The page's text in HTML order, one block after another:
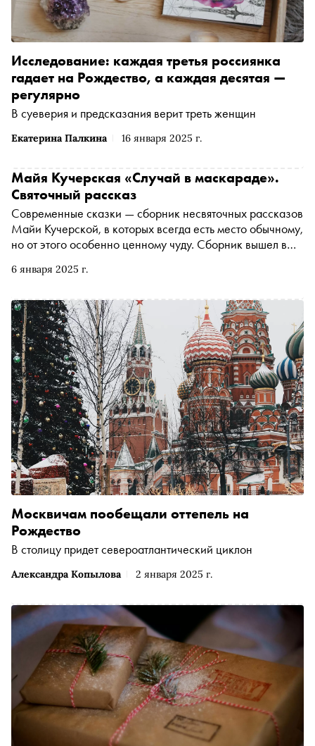
Екатерина Палкина 16 января 2025 г.
Исследование: каждая третья россиянка
гадает на Рождество, а каждая десятая —
регулярно
В суеверия и предсказания верит треть женщин
6 января 2025 г.
Майя Кучерская «Случай в маскараде».
Святочный рассказ
Современные сказки — сборник несвяточных рассказов
Майи Кучерской, в которых всегда есть место обычному,
но от этого особенно ценному чуду. Сборник вышел в
историй
Александра Копылова 2 января 2025 г.
Москвичам пообещали оттепель на
Рождество
В столицу придет североатлантический циклон